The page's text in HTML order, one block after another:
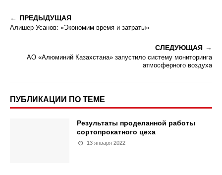
ПРЕДЫДУЩАЯ
Алишер Усанов: «Экономим время и затраты»
СЛЕДУЮЩАЯ
АО «Алюминий Казахстана» запустило систему мониторинга
атмосферного воздуха
ПУБЛИКАЦИИ ПО ТЕМЕ
Результаты проделанной работы
сортопрокатного цеха
13 января 2022